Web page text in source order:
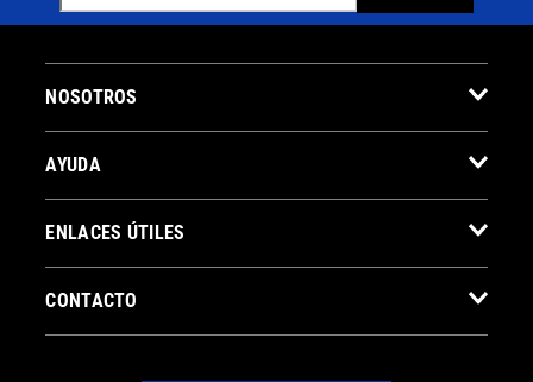
NOSOTROS
AYUDA
ENLACES ÚTILES
CONTACTO